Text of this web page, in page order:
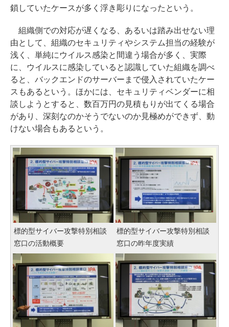
鎖していたケースが多く浮き彫りになったという。
組織側での対応が遅くなる、あるいは踏み出せない理
由として、組織のセキュリティやシステム担当の経験が
浅く、単純にウイルス感染と間違う場合が多く、実際
に、ウイルスに感染していると認識していた組織を調べ
ると、バックエンドのサーバーまで侵入されていたケー
スもあるという。ほかには、セキュリティベンダーに相
談しようとすると、数百万円の見積もりが出てくる場合
があり、深刻なのかそうでないのか見極めができず、動
けない場合もあるという。
標的型サイバー攻撃特別相談
窓口の活動概要
標的型サイバー攻撃特別相談
窓口の昨年度実績